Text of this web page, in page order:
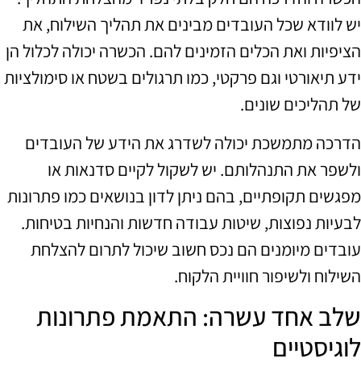
יש לוודא שכל העובדים מבינים את תהליך השילוח, את
הציפיות ואת הכלים הזמינים להם. הכשרה יכולה לכלול הן
ידע תיאורטי וגם פרקטי, כמו תרגולים בשטח או סימולציות
של תהליכים שונים.
הדרכה מתמשכת יכולה לשדרג את הידע של העובדים
ולשפר את התנהלותם. יש לשקול לקיים סדנאות או
מפגשים תקופתיים, בהם ניתן לדון בנושאים כמו פתרונות
לבעיות נפוצות, שיטות עבודה חדשות והנחיות בטיחות.
עובדים מיומנים הם נכס חשוב שיכול לתרום להצלחת
השילוח ולשיפור חוויית הלקוח.
שלב אחד עשרה: התאמת פתרונות
לוגיסטיים